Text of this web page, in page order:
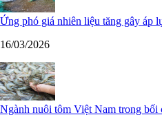
Ứng phó giá nhiên liệu tăng gây áp
16/03/2026
Ngành nuôi tôm Việt Nam trong bối